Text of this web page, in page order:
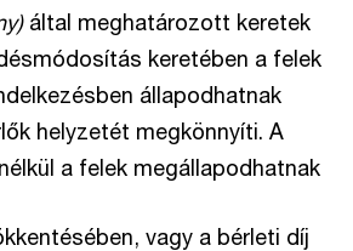
által meghatározott keretek
keretében a felek
állapodhatnak
helyzetét megkönnyíti. A
a felek megállapodhatnak
vagy a bérleti díj